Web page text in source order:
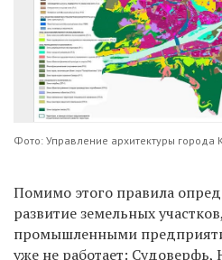
Фото: Управление архитектуры города
Помимо этого правила
развитие земельных
промышленными
уже не работает: Судоверфь,